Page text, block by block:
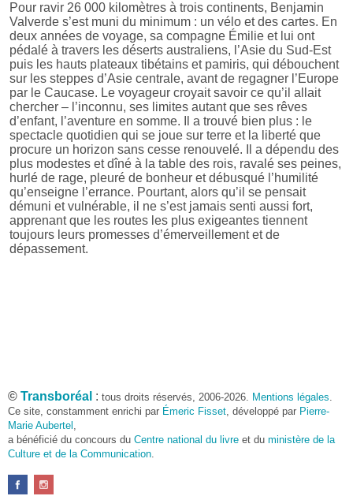
Pour ravir 26 000 kilomètres à trois continents, Benjamin
Valverde s’est muni du minimum : un vélo et des cartes. En
deux années de voyage, sa compagne Émilie et lui ont
pédalé à travers les déserts australiens, l’Asie du Sud-Est
puis les hauts plateaux tibétains et pamiris, qui débouchent
sur les steppes d’Asie centrale, avant de regagner l’Europe
par le Caucase. Le voyageur croyait savoir ce qu’il allait
chercher – l’inconnu, ses limites autant que ses rêves
d’enfant, l’aventure en somme. Il a trouvé bien plus : le
spectacle quotidien qui se joue sur terre et la liberté que
procure un horizon sans cesse renouvelé. Il a dépendu des
plus modestes et dîné à la table des rois, ravalé ses peines,
hurlé de rage, pleuré de bonheur et débusqué l’humilité
qu’enseigne l’errance. Pourtant, alors qu’il se pensait
démuni et vulnérable, il ne s’est jamais senti aussi fort,
apprenant que les routes les plus exigeantes tiennent
toujours leurs promesses d’émerveillement et de
dépassement.
© Transboréal : tous droits réservés, 2006-2026. Mentions légales.
Ce site, constamment enrichi par Émeric Fisset, développé par Pierre-
Marie Aubertel ,
a bénéficié du concours du Centre national du livre et du ministère de la
Culture et de la Communication.